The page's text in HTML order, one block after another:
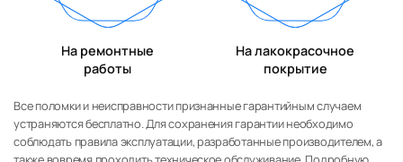
На ремонтные
работы
На лакокрасочное
покрытие
Все поломки и неисправности признанные гарантийным случаем
устраняются бесплатно. Для сохранения гарантии необходимо
соблюдать правила эксплуатации, разработанные производителем, а